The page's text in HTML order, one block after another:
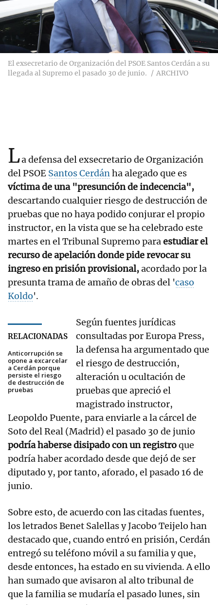
El exsecretario de Organización del PSOE Santos Cerdán a su
llegada al Supremo el pasado 30 de junio.
ARCHIVO
La defensa del exsecretario de Organización
del PSOE Santos Cerdánha alegado que es
víctima de una "presunción de indecencia",
descartando cualquier riesgo de destrucción de
pruebas que no haya podido conjurar el propio
instructor, en la vista que se ha celebrado este
martes en el Tribunal Supremo paraestudiar el
recurso de apelación donde pide revocar su
ingreso en prisión provisional,acordado por la
presunta trama de amaño de obras del 'caso
Koldo'.
RELACIONADAS
Anticorrupción se
opone a excarcelar
a Cerdán porque
persiste el riesgo
de destrucción de
pruebas
Según fuentes jurídicas
consultadas por Europa Press,
la defensa ha argumentado que
el riesgo de destrucción,
alteración u ocultación de
pruebas que apreció el
magistrado instructor,
Leopoldo Puente, para enviarle a la cárcel de
Soto del Real (Madrid) el pasado 30 de junio
podría haberse disipado con un registroque
podría haber acordado desde que dejó de ser
diputado y, por tanto, aforado, el pasado 16 de
junio.
Sobre esto, de acuerdo con las citadas fuentes,
los letrados Benet Salellas y Jacobo Teijelo han
destacado que, cuando entró en prisión, Cerdán
entregó su teléfono móvil a su familia y que,
desde entonces, ha estado en su vivienda. A ello
han sumado que avisaron al alto tribunal de
que la familia se mudaría el pasado lunes, sin